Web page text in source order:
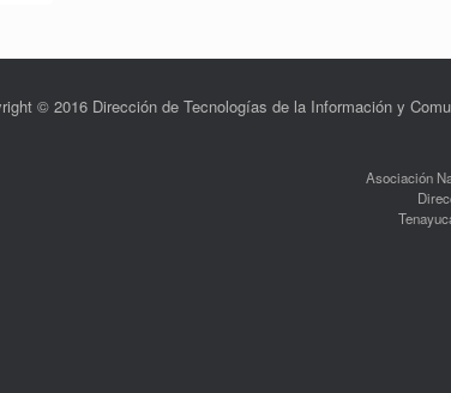
© 2016 Dirección de Tecnologías de la Información y
Asociación